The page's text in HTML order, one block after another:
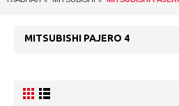
MITSUBISHI PAJERO 4